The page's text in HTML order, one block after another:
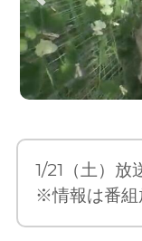
1/21（土）放
※情報は番組